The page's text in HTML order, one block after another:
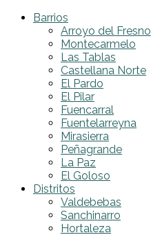
Barrios
Arroyo del Fresno
Montecarmelo
Las Tablas
Castellana Norte
El Pardo
El Pilar
Fuencarral
Fuentelarreyna
Mirasierra
Peñagrande
La Paz
El Goloso
Distritos
Valdebebas
Sanchinarro
Hortaleza